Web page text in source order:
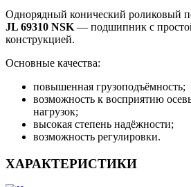
Однорядный конический роликовый
JL 69310 NSK — подшипник с
конструкцией.
Основные качества:
повышенная грузоподъёмность;
возможность к восприятию
нагрузок;
высокая степень надёжности;
возможность регулировки.
ХАРАКТЕРИСТИКИ